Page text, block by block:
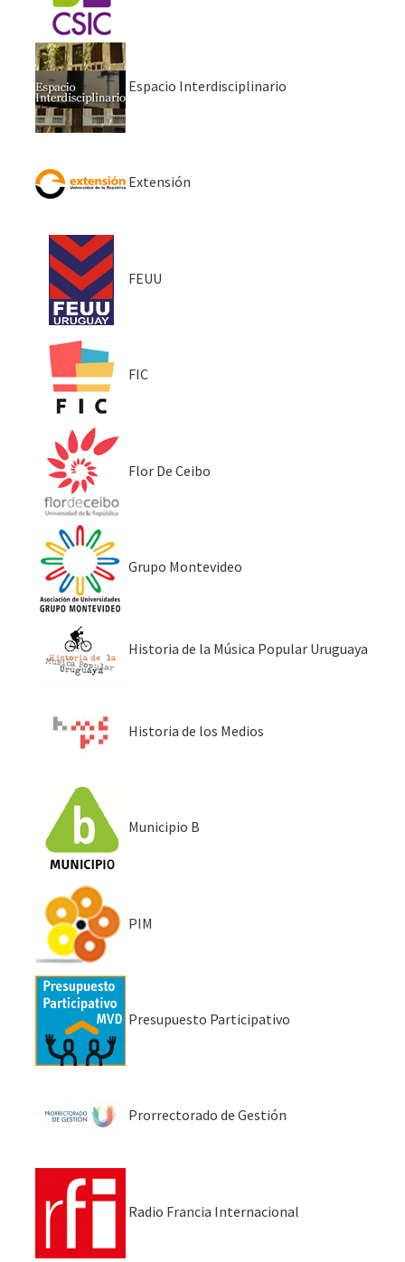
Espacio Interdisciplinario
Extensión
FEUU
FIC
Flor De Ceibo
Grupo Montevideo
Historia de la Música Popular Uruguaya
Historia de los Medios
Municipio B
PIM
Presupuesto Participativo
Prorrectorado de Gestión
Radio Francia Internacional